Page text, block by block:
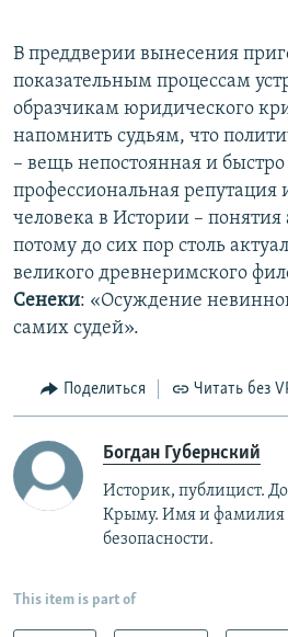
В преддверии вынесения
показательным процессам
образчикам юридического
напомнить судьям, что
– вещь непостоянная и
профессиональная репутация
человека в Истории –
потому до сих пор столь
великого древнеримского
Сенеки: «Осуждение
самих судей».
Поделиться Читать без
Богдан Губернский
Историк, публицист. До
Крыму. Имя и фамилия
безопасности.
This item is part of